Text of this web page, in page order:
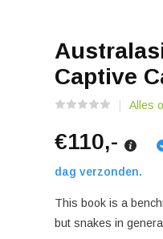
Captive
Alles
€110,-
dag verzonden.
This book is a
but snakes in